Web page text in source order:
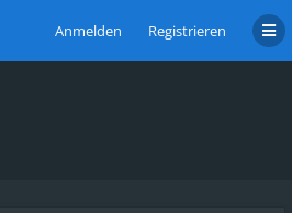
Anmelden Registrieren